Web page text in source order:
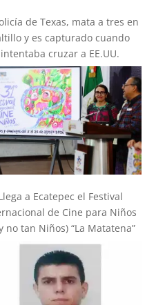
de Texas, mata a tres en
y es capturado cuando
intentaba cruzar a EE.UU.
a Ecatepec el Festival
de Cine para Niños
no tan Niños) “La Matatena”